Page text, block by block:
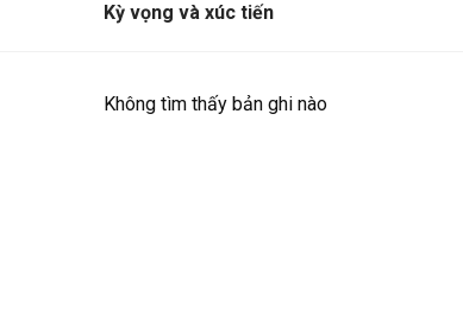
Kỳ vọng và xúc tiến
Không tìm thấy bản ghi nào